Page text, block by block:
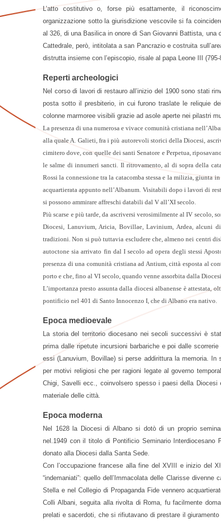
L’atto costitutivo o, forse più esattamente, il
organizzazione sotto la giurisdizione vescovile si fa
al 326, di una Basilica in onore di San Giovanni Battista, una
Cattedrale, però, intitolata a san Pancrazio e costruita
distrutta insieme con l’episcopio, risale al papa Leone III (795-
Reperti archeologici
Nel corso di lavori di restauro all’inizio del 1900 sono stati
posta sotto il presbiterio, in cui furono traslate le reliquie
colonne marmoree visibili grazie ad asole aperte nei pilastri
La presenza di una numerosa e vivace comunità cristiana
alla quale A. Galieti, fra i più autorevoli storici della Diocesi,
cimitero dove, con quelle dei santi Senatore e Perpetua,
le salme di innumeri sancti. Il ritrovamento, al di sopra della
Rossi la connessione tra la catacomba stessa e la milizia, giunta
acquartierata appunto nell’Albanum. Visitabili dopo i lavori di
si possono ammirare affreschi databili dal V all’XI secolo.
Più scarse e più tarde, da ascriversi verosimilmente al IV secolo,
Diocesi, Lanuvium, Aricia, Bovillae, Lavinium, Ardea, alcuni
tradizioni. Non si può tuttavia escludere che, almeno nei centri
autoctone sia arrivato fin dal I secolo ad opera degli stessi
presenza di una comunità cristiana ad Antium, città esposta al
porto e che, fino al VI secolo, quando venne assorbita dalla
L’importanza presto assunta dalla diocesi albanense è attestata,
pontificio nel 401 di Santo Innocenzo I, che di Albano era nativo.
Epoca medioevale
La storia del territorio diocesano nei secoli successivi è
prima dalle ripetute incursioni barbariche e poi dalle
essi (Lanuvium, Bovillae) si perse addirittura la memoria.
per motivi religiosi che per ragioni legate al governo
Chigi, Savelli ecc., coinvolsero spesso i paesi della
materiale delle città.
Epoca moderna
Nel 1628 la Diocesi di Albano si dotò di un proprio
nel.1949 con il titolo di Pontificio Seminario
donato alla Diocesi dalla Santa Sede.
Con l’occupazione francese alla fine del XVIII e inizio del
“indemaniati”: quello dell’Immacolata delle Clarisse
Stella e nel Collegio di Propaganda Fide vennero
Colli Albani, seguita alla rivolta di Roma, fu facilmente
prelati e sacerdoti, che si rifiutavano di prestare il